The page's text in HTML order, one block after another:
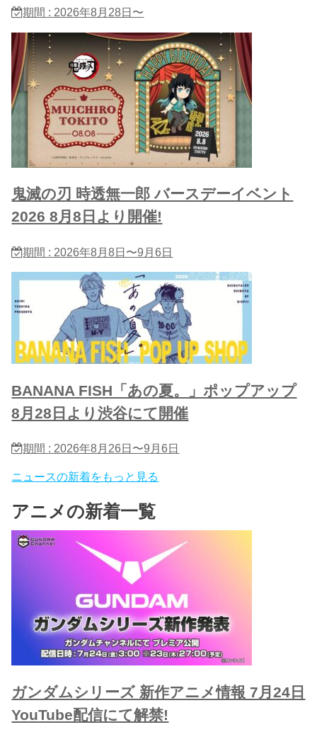
期間 : 2026年8月28日〜
鬼滅の刃 時透無一郎 バースデーイベント
2026 8月8日より開催!
期間 : 2026年8月8日〜9月6日
BANANA FISH「あの夏。」ポップアップ
8月28日より渋谷にて開催
期間 : 2026年8月26日〜9月6日
ニュースの新着をもっと見る
アニメの新着一覧
ガンダムシリーズ 新作アニメ情報 7月24日
YouTube配信にて解禁!